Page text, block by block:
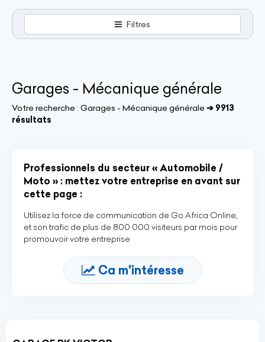
Filtres
Garages - Mécanique générale
Votre recherche : Garages - Mécanique générale ➔ 9913
résultats
Professionnels du secteur « Automobile /
Moto » : mettez votre entreprise en avant sur
cette page :
Utilisez la force de communication de Go Africa Online,
et son trafic de plus de 800 000 visiteurs par mois pour
promouvoir votre entreprise
Ca m'intéresse